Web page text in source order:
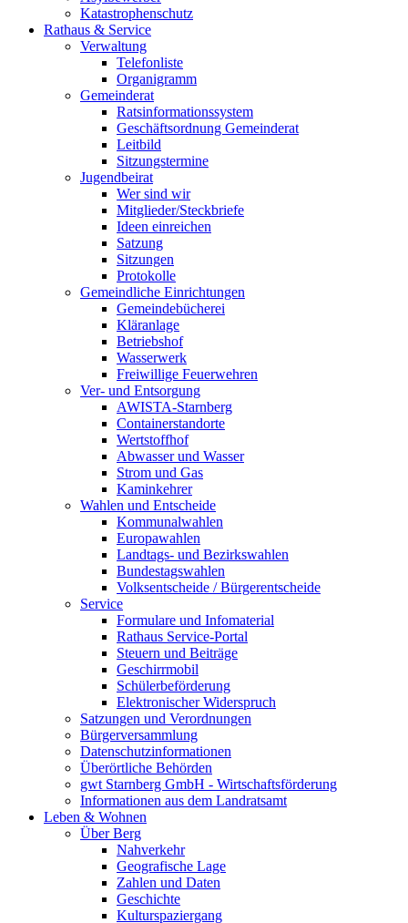
Katastrophenschutz
Rathaus & Service
Verwaltung
Telefonliste
Organigramm
Gemeinderat
Ratsinformationssystem
Geschäftsordnung Gemeinderat
Leitbild
Sitzungstermine
Jugendbeirat
Wer sind wir
Mitglieder/Steckbriefe
Ideen einreichen
Satzung
Sitzungen
Protokolle
Gemeindliche Einrichtungen
Gemeindebücherei
Kläranlage
Betriebshof
Wasserwerk
Freiwillige Feuerwehren
Ver- und Entsorgung
AWISTA-Starnberg
Containerstandorte
Wertstoffhof
Abwasser und Wasser
Strom und Gas
Kaminkehrer
Wahlen und Entscheide
Kommunalwahlen
Europawahlen
Landtags- und Bezirkswahlen
Bundestagswahlen
Volksentscheide / Bürgerentscheide
Service
Formulare und Infomaterial
Rathaus Service-Portal
Steuern und Beiträge
Geschirrmobil
Schülerbeförderung
Elektronischer Widerspruch
Satzungen und Verordnungen
Bürgerversammlung
Datenschutzinformationen
Überörtliche Behörden
gwt Starnberg GmbH - Wirtschaftsförderung
Informationen aus dem Landratsamt
Leben & Wohnen
Über Berg
Nahverkehr
Geografische Lage
Zahlen und Daten
Geschichte
Kulturspaziergang